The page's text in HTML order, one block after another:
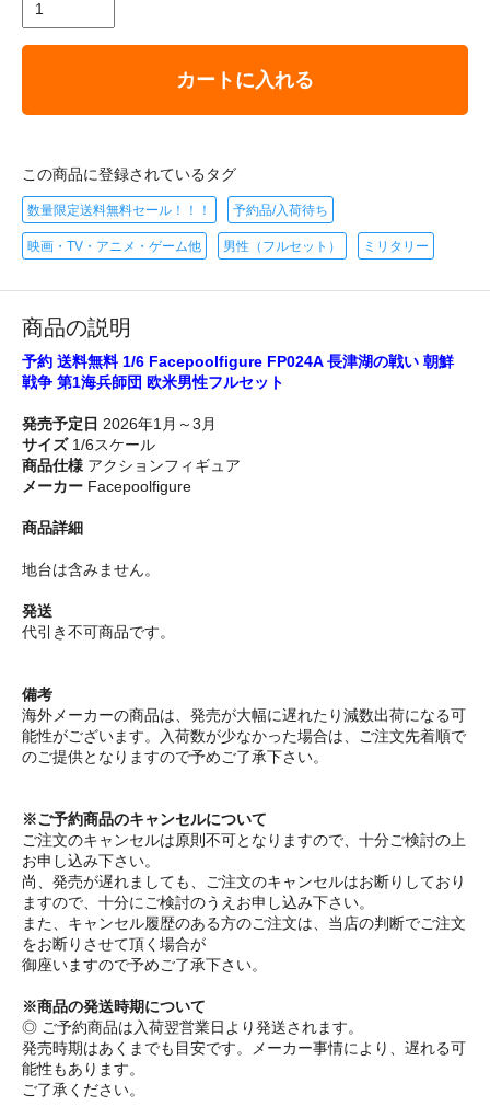
カートに入れる
この商品に登録されているタグ
数量限定送料無料セール！！！ 予約品/入荷待ち
映画・TV・アニメ・ゲーム他 男性（フルセット） ミリタリー
商品の説明
予約 送料無料 1/6 Facepoolfigure FP024A 長津湖の戦い 朝鮮
戦争 第1海兵師団 欧米男性フルセット
発売予定日 2026年1月～3月
サイズ1/6スケール
商品仕様 アクションフィギュア
メーカー Facepoolfigure
商品詳細
地台は含みません。
発送
代引き不可商品です。
備考
海外メーカーの商品は、発売が大幅に遅れたり減数出荷になる可
能性がございます。入荷数が少なかった場合は、ご注文先着順で
のご提供となりますので予めご了承下さい。
※ご予約商品のキャンセルについて
ご注文のキャンセルは原則不可となりますので、十分ご検討の上
お申し込み下さい。
尚、発売が遅れましても、ご注文のキャンセルはお断りしており
ますので、十分にご検討のうえお申し込み下さい。
また、キャンセル履歴のある方のご注文は、当店の判断でご注文
をお断りさせて頂く場合が
御座いますので予めご了承下さい。
※商品の発送時期について
◎ ご予約商品は入荷翌営業日より発送されます。
発売時期はあくまでも目安です。メーカー事情により、遅れる可
能性もあります。
ご了承ください。